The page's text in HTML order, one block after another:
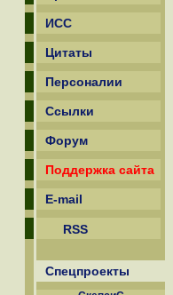
ИСС
Цитаты
Персоналии
Ссылки
Форум
Поддержка сайта
E-mail
RSS
Спецпроекты